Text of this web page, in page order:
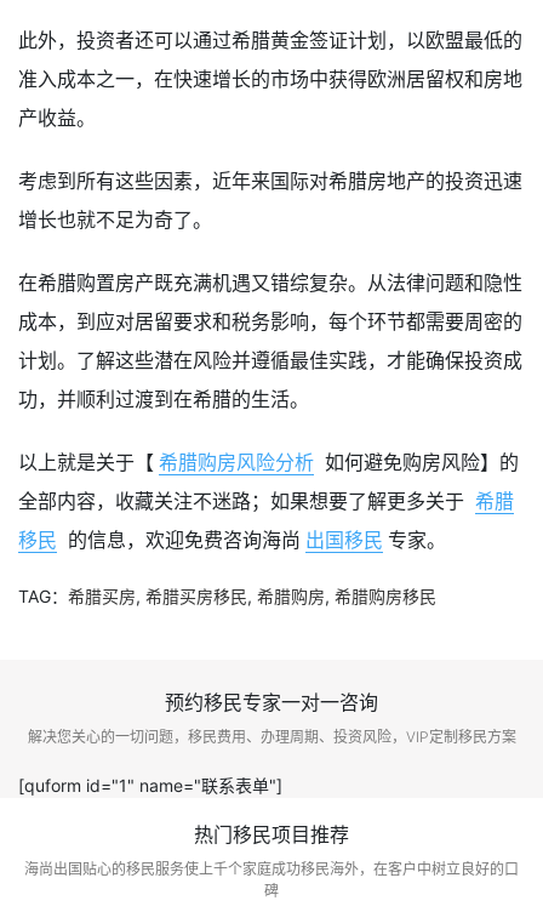
此外，投资者还可以通过希腊黄金签证计划，以欧盟最低的
准入成本之一，在快速增长的市场中获得欧洲居留权和房地
产收益。
考虑到所有这些因素，近年来国际对希腊房地产的投资迅速
增长也就不足为奇了。
在希腊购置房产既充满机遇又错综复杂。从法律问题和隐性
成本，到应对居留要求和税务影响，每个环节都需要周密的
计划。了解这些潜在风险并遵循最佳实践，才能确保投资成
功，并顺利过渡到在希腊的生活。
以上就是关于【 希腊购房风险分析 如何避免购房风险】的
全部内容，收藏关注不迷路；如果想要了解更多关于 希腊
移民 的信息，欢迎免费咨询海尚 出国移民 专家。
TAG： 希腊买房, 希腊买房移民, 希腊购房, 希腊购房移民
预约移民专家一对一咨询
解决您关心的一切问题，移民费用、办理周期、投资风险，VIP定制移民方案
[quform id="1" name="联系表单"]
热门移民项目推荐
海尚出国贴心的移民服务使上千个家庭成功移民海外，在客户中树立良好的口
碑